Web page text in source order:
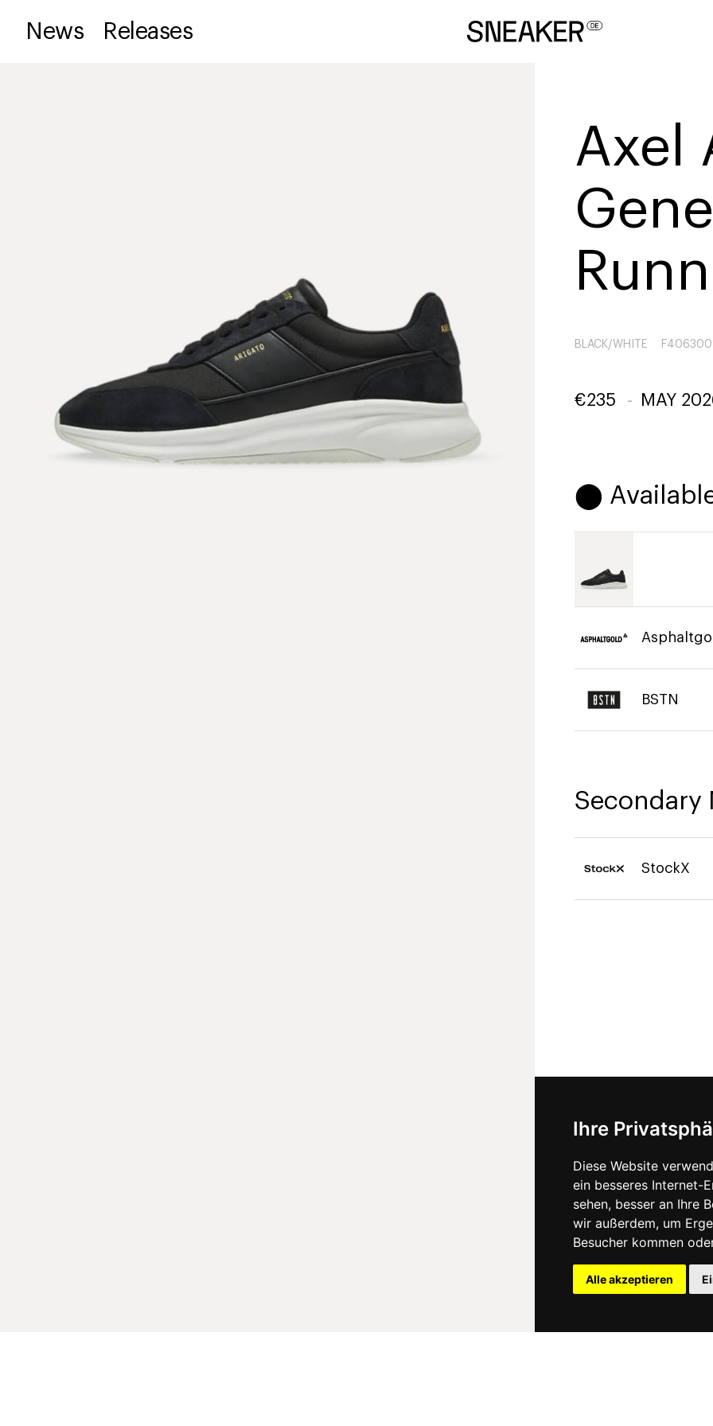
Ihre
Diese Website
ein besseres Internet-
sehen, besser an Ihre
wir außerdem, um
Besucher kommen
Alle akzeptieren
News Releases
Axel
BLACK/WHITE F4063001
€235 - MAY
⬤
BSTN
Secondary
StockX